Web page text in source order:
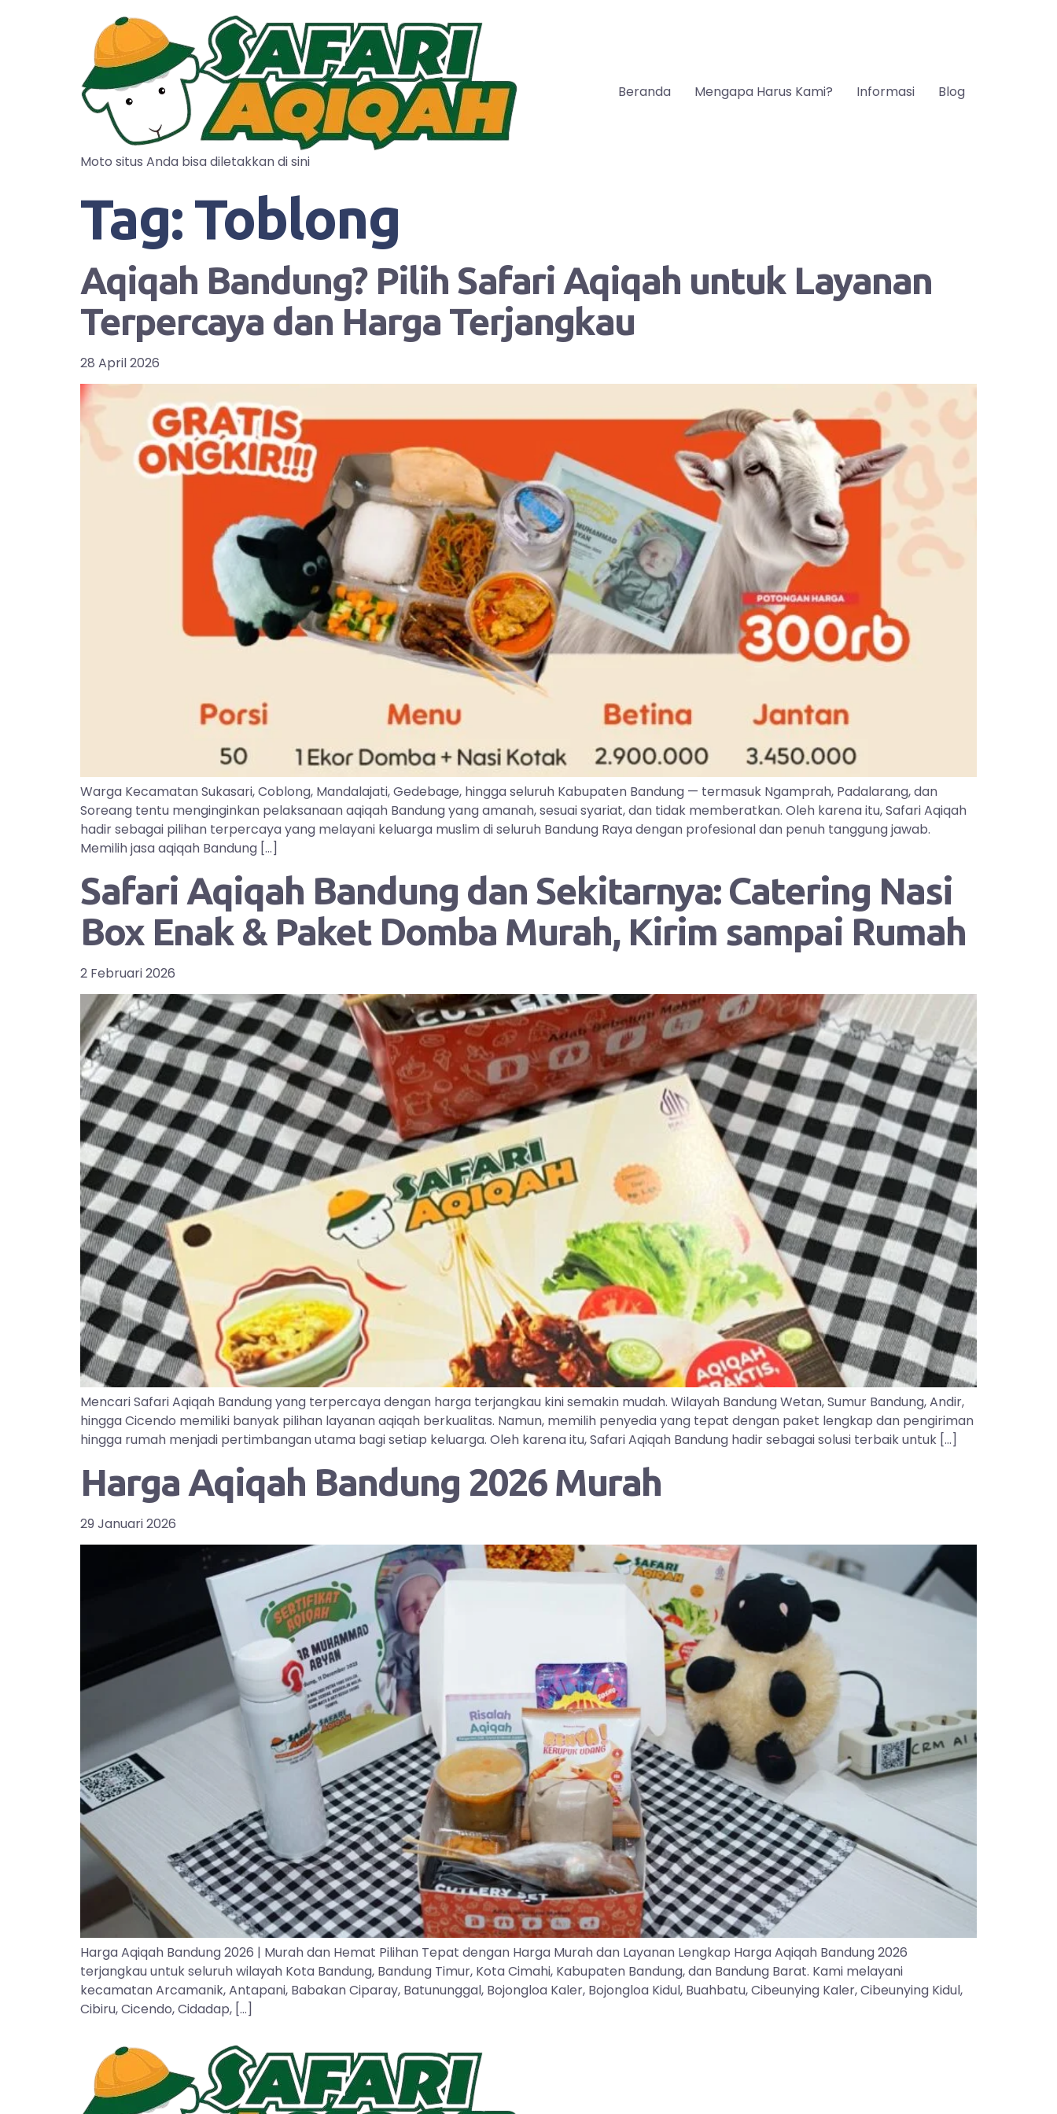
Moto situs Anda bisa diletakkan di sini
Beranda Mengapa Harus Kami? Informasi Blog
Tag:Toblong
Aqiqah Bandung? Pilih Safari Aqiqah untuk Layanan
Terpercaya dan Harga Terjangkau
28 April 2026
Warga Kecamatan Sukasari, Coblong, Mandalajati, Gedebage, hingga seluruh Kabupaten Bandung — termasuk Ngamprah, Padalarang, dan
Soreang tentu menginginkan pelaksanaan aqiqah Bandung yang amanah, sesuai syariat, dan tidak memberatkan. Oleh karena itu, Safari Aqiqah
hadir sebagai pilihan terpercaya yang melayani keluarga muslim di seluruh Bandung Raya dengan profesional dan penuh tanggung jawab.
Memilih jasa aqiqah Bandung […]
Safari Aqiqah Bandung dan Sekitarnya: Catering Nasi
Box Enak & Paket Domba Murah, Kirim sampai Rumah
2 Februari 2026
Mencari Safari Aqiqah Bandung yang terpercaya dengan harga terjangkau kini semakin mudah. Wilayah Bandung Wetan, Sumur Bandung, Andir,
hingga Cicendo memiliki banyak pilihan layanan aqiqah berkualitas. Namun, memilih penyedia yang tepat dengan paket lengkap dan pengiriman
hingga rumah menjadi pertimbangan utama bagi setiap keluarga. Oleh karena itu, Safari Aqiqah Bandung hadir sebagai solusi terbaik untuk […]
Harga Aqiqah Bandung 2026 Murah
29 Januari 2026
Harga Aqiqah Bandung 2026 | Murah dan Hemat Pilihan Tepat dengan Harga Murah dan Layanan Lengkap Harga Aqiqah Bandung 2026
terjangkau untuk seluruh wilayah Kota Bandung, Bandung Timur, Kota Cimahi, Kabupaten Bandung, dan Bandung Barat. Kami melayani
kecamatan Arcamanik, Antapani, Babakan Ciparay, Batununggal, Bojongloa Kaler, Bojongloa Kidul, Buahbatu, Cibeunying Kaler, Cibeunying Kidul,
Cibiru, Cicendo, Cidadap, […]